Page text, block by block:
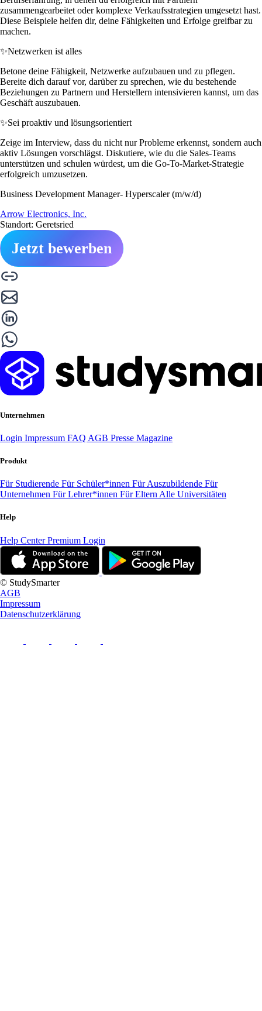
zusammengearbeitet oder komplexe Verkaufsstrategien umgesetzt hast.
Diese Beispiele helfen dir, deine Fähigkeiten und Erfolge greifbar zu
machen.
✨Netzwerken ist alles
Betone deine Fähigkeit, Netzwerke aufzubauen und zu pflegen.
Bereite dich darauf vor, darüber zu sprechen, wie du bestehende
Beziehungen zu Partnern und Herstellern intensivieren kannst, um das
Geschäft auszubauen.
✨Sei proaktiv und lösungsorientiert
Zeige im Interview, dass du nicht nur Probleme erkennst, sondern auch
aktiv Lösungen vorschlägst. Diskutiere, wie du die Sales-Teams
unterstützen und schulen würdest, um die Go-To-Market-Strategie
erfolgreich umzusetzen.
Business Development Manager- Hyperscaler (m/w/d)
Arrow Electronics, Inc.
Standort: Geretsried
Jetzt bewerben
Unternehmen
Login Impressum FAQ AGB Presse Magazine
Produkt
Für Studierende Für Schüler*innen Für Auszubildende Für
Unternehmen Für Lehrer*innen Für Eltern Alle Universitäten
Help
Help CenterPremium Login
© StudySmarter
AGB
Impressum
Datenschutzerklärung